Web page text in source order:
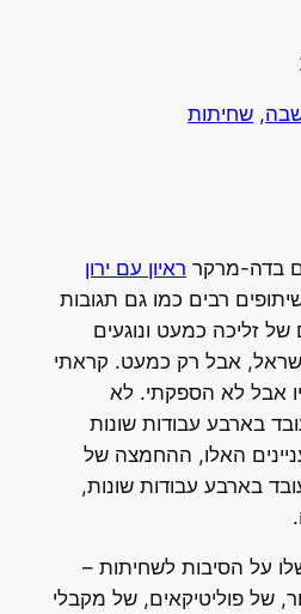
, שחיתות
בדה-מרקרראיון עם ירון
רבים כמו גם תגובות
זליכה כמעט ונוגעים
אבל רק כמעט. קראתי
אבל לא הספקתי. לא
בארבע עבודות שונות
האלו, ההחמצה של
בארבע עבודות שונות,
על הסיבות לשחיתות –
של פוליטיקאים, של מקבלי